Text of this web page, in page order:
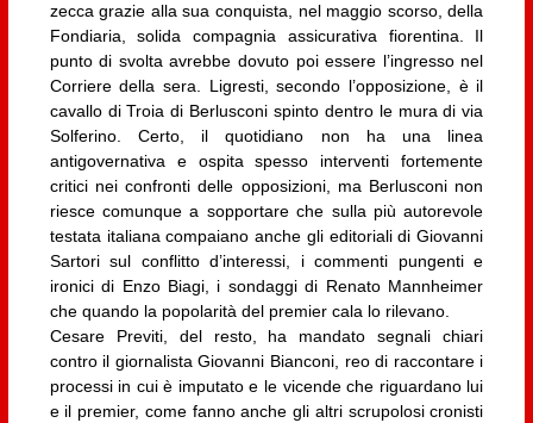
zecca grazie alla sua conquista, nel maggio scorso, della
Fondiaria, solida compagnia assicurativa fiorentina. Il
punto di svolta avrebbe dovuto poi essere l’ingresso nel
Corriere della sera. Ligresti, secondo l’opposizione, è il
cavallo di Troia di Berlusconi spinto dentro le mura di via
Solferino. Certo, il quotidiano non ha una linea
antigovernativa e ospita spesso interventi fortemente
critici nei confronti delle opposizioni, ma Berlusconi non
riesce comunque a sopportare che sulla più autorevole
testata italiana compaiano anche gli editoriali di Giovanni
Sartori sul conflitto d’interessi, i commenti pungenti e
ironici di Enzo Biagi, i sondaggi di Renato Mannheimer
che quando la popolarità del premier cala lo rilevano.
Cesare Previti, del resto, ha mandato segnali chiari
contro il giornalista Giovanni Bianconi, reo di raccontare i
processi in cui è imputato e le vicende che riguardano lui
e il premier, come fanno anche gli altri scrupolosi cronisti